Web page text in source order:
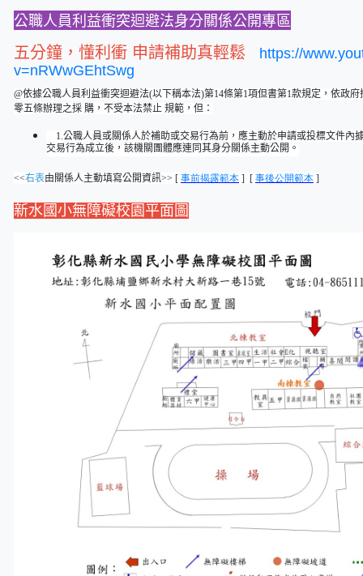
公職人員利益衝突迴避法身分關係公開專區
五分鐘，懂利衝 申請補助真輕鬆
https://
v=nRWwGEhtSwg
@依據公職人員利益衝突迴避法(以下稱本法)第14條第1項但書第1款規定，依政
零五條辦理之採 購，不受本法禁止 規範，但：
1.公職人員或關係人於補助或交易行為前，應主動於申請或投標文件內
交易行為成立後，該機關團體應連同其身分關係主動公開。
<<右表由關係人主動填寫公開資訊>> [ 事前揭露範本 ] [ 事後公開範本 ]
新水國小無障礙校園平面圖